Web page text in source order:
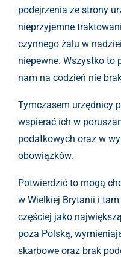
podejrzenia ze strony
nieprzyjemne
czynnego żalu w
niepewne. Wszystko to
nam na codzień nie
Tymczasem urzędnicy
wspierać ich w
podatkowych oraz w
obowiązków.
Potwierdzić to mogą
w Wielkiej Brytanii i
częściej jako
poza Polską,
skarbowe oraz brak